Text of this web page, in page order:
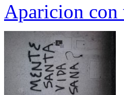
Aparicion con